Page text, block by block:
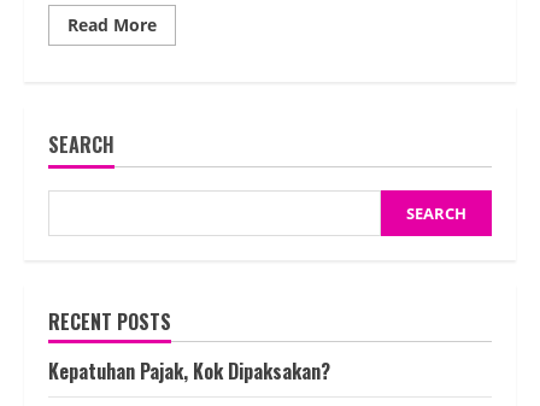
Read MoreRead
more
SEARCH
SEARCH
RECENT POSTS
Kepatuhan Pajak, Kok Dipaksakan?